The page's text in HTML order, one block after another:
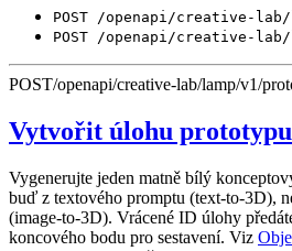
POST /openapi/creative-
POST /openapi/creative-
POST/openapi/creative-lab/lamp/v1/
Vytvořit úlohu
Vygenerujte jeden matně bílý
buď z textového promptu (text-to-3D),
(image-to-3D). Vrácené ID úlohy
koncového bodu pro sestavení. Viz